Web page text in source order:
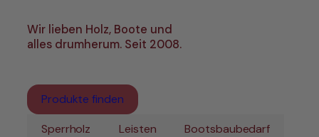
Wir lieben Holz, Boote und
alles drumherum. Seit 2008.
Produkte finden
Sperrholz
Leisten
Bootsbaubedarf